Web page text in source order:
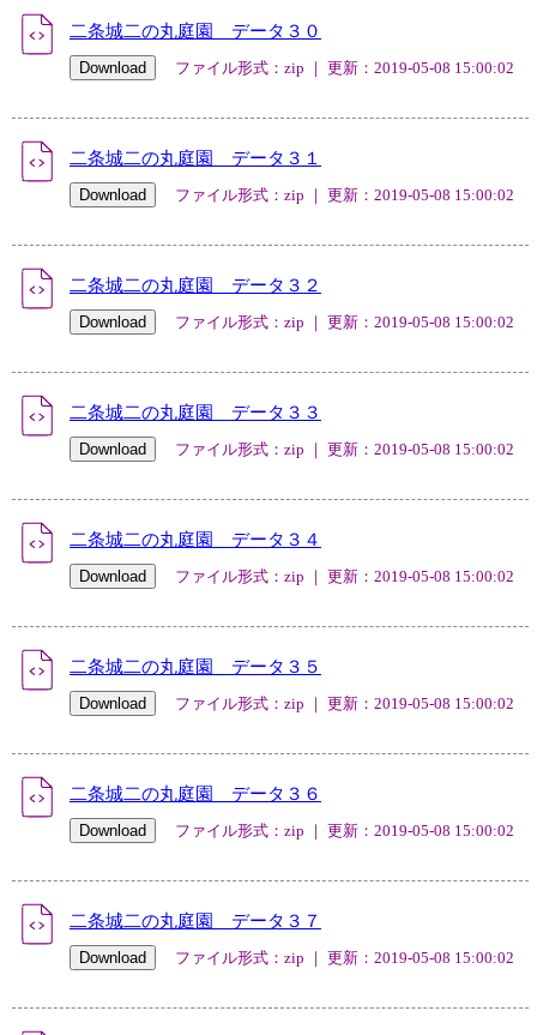
二条城二の丸庭園 データ３０
ファイル形式：zip ｜ 更新：2019-05-08 15:00:02
二条城二の丸庭園 データ３１
ファイル形式：zip ｜ 更新：2019-05-08 15:00:02
二条城二の丸庭園 データ３２
ファイル形式：zip ｜ 更新：2019-05-08 15:00:02
二条城二の丸庭園 データ３３
ファイル形式：zip ｜ 更新：2019-05-08 15:00:02
二条城二の丸庭園 データ３４
ファイル形式：zip ｜ 更新：2019-05-08 15:00:02
二条城二の丸庭園 データ３５
ファイル形式：zip ｜ 更新：2019-05-08 15:00:02
二条城二の丸庭園 データ３６
ファイル形式：zip ｜ 更新：2019-05-08 15:00:02
二条城二の丸庭園 データ３７
ファイル形式：zip ｜ 更新：2019-05-08 15:00:02